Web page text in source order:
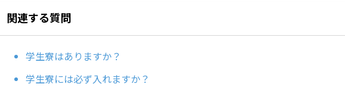
関連する質問
学生寮はありますか？
学生寮には必ず入れますか？